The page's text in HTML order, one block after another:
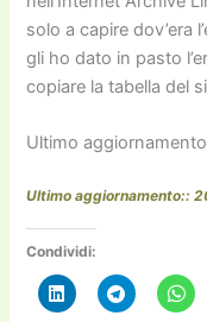
solo a capire dov’era
gli ho dato in pasto
copiare la tabella del
Ultimo
Ultimo aggiornamento::
Condividi: